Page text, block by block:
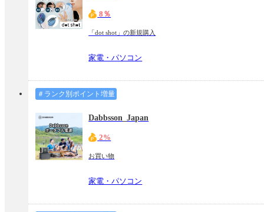
8％
「dot shot」の新規購入
家電・パソコン
＃ランク別ポイント増量
Dabbsson_Japan
2%
お買い物
家電・パソコン